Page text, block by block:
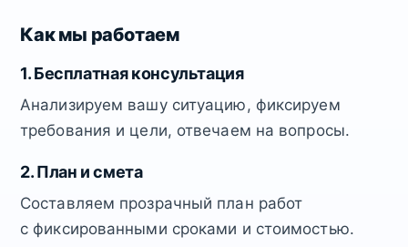
Как мы работаем
1. Бесплатная консультация
Анализируем вашу ситуацию, фиксируем
требования и цели, отвечаем на вопросы.
2. План и смета
Составляем прозрачный план работ
с фиксированными сроками и стоимостью.